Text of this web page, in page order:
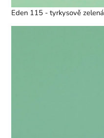
Eden 115 - tyrkysově zelená